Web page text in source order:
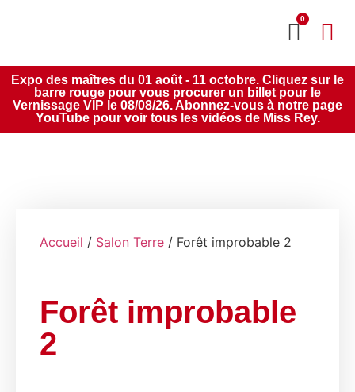
0
Expo des maîtres du 01 août - 11 octobre. Cliquez sur le
barre rouge pour vous procurer un billet pour le
Vernissage VIP le 08/08/26. Abonnez-vous à notre page
YouTube pour voir tous les vidéos de Miss Rey.
Accueil / Salon Terre / Forêt improbable 2
Forêt improbable
2